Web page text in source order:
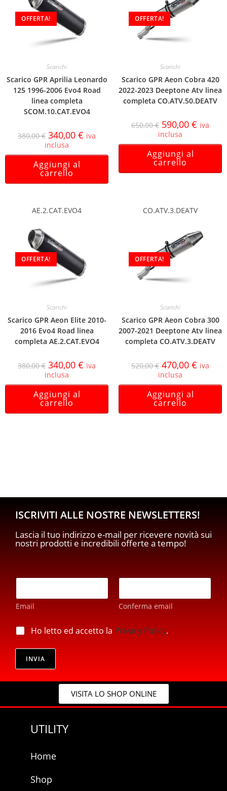
OFFERTA!
Scarichi
Scarico GPR Aprilia Leonardo
125 1996-2006 Evo4 Road
linea completa
SCOM.10.CAT.EVO4
380,00€ 340,00 € iva
inclusa
Aggiungi al
carrello
OFFERTA!
Scarichi
Scarico GPR Aeon Cobra 420
2022-2023 Deeptone Atv linea
completa CO.ATV.50.DEATV
650,00€ 590,00 € iva
inclusa
Aggiungi al
carrello
AE.2.CAT.EVO4
OFFERTA!
Scarichi
Scarico GPR Aeon Elite 2010-
2016 Evo4 Road linea
completa AE.2.CAT.EVO4
380,00€ 340,00 € iva
inclusa
Aggiungi al
carrello
CO.ATV.3.DEATV
OFFERTA!
Scarichi
Scarico GPR Aeon Cobra 300
2007-2021 Deeptone Atv linea
completa CO.ATV.3.DEATV
520,00€ 470,00 € iva
inclusa
Aggiungi al
carrello
ISCRIVITI ALLE NOSTRE NEWSLETTERS!
Lascia il tuo indirizzo e-mail per ricevere novità sui
nostri prodotti e incredibili offerte a tempo!
v
a
y
m
i
l
i
E
a
i
*
Email Conferma email
p
r
i
a
Ho letto ed accetto la Privacy Policy.
INVIA
VISITA LO SHOP ONLINE
UTILITY
Home
Shop